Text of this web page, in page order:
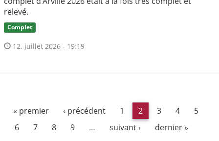
relevé.
Complet
12. juillet 2026 - 19:19
« premier ‹ précédent 1 2 3 4
5
6
7 8 9 … suivant › dernier »